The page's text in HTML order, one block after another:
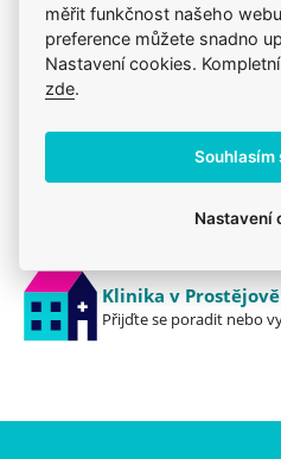
Jsme zkušení
Mazlíčkům pomáháme
Vždy odborně
Pomůžeme s výběrem,
Prodáváme to,
Klinika v Prostějově
Přijďte se poradit nebo
měřit funkčnost našeho
preference můžete snadno
Nastavení cookies.
zde.
Souhlasím
Nastavení